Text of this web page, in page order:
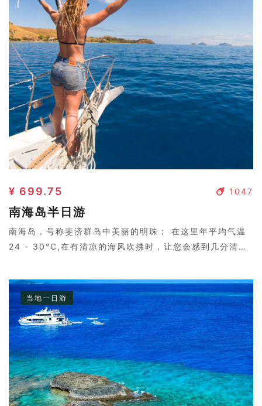
1047
¥ 699.75
南海岛半日游
南海岛，号称斐济群岛中美丽的明珠； 在这里年平均气温
24 - 30°C,在有清凉的海风吹拂时，让您会感到几分清
当地一日游